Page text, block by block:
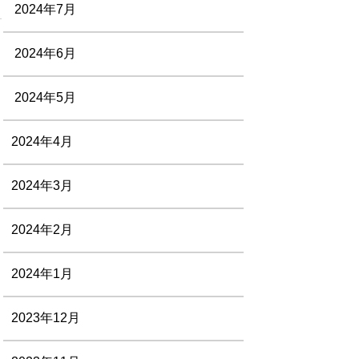
2024年7月
2024年6月
2024年5月
2024年4月
2024年3月
2024年2月
2024年1月
2023年12月